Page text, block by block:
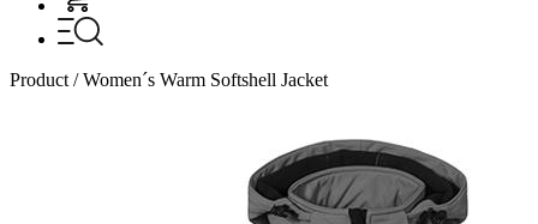
Product / Women´s Warm Softshell Jacket